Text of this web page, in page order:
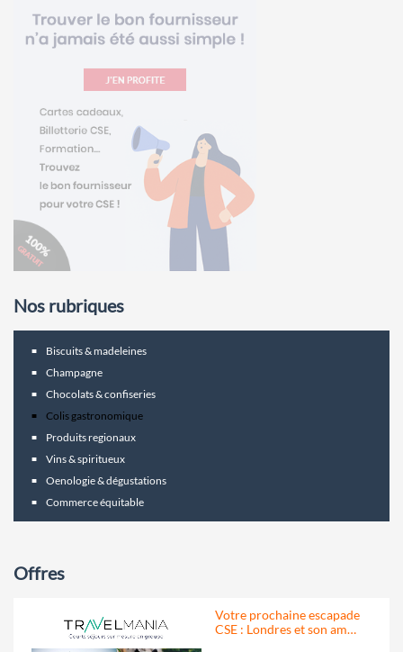
Nos rubriques
Biscuits & madeleines
Champagne
Chocolats & confiseries
Colis gastronomique
Produits regionaux
Vins & spiritueux
Oenologie & dégustations
Commerce équitable
Offres
Votre prochaine escapade
CSE : Londres et son am…